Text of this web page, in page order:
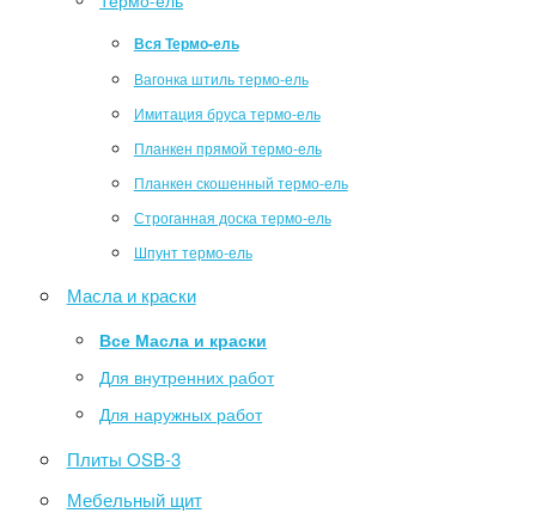
Вся Термо-ель
Вагонка штиль термо-ель
Имитация бруса термо-ель
Планкен прямой термо-ель
Планкен скошенный термо-ель
Строганная доска термо-ель
Шпунт термо-ель
Масла и краски
Все Масла и краски
Для внутренних работ
Для наружных работ
Плиты OSB-3
Мебельный щит